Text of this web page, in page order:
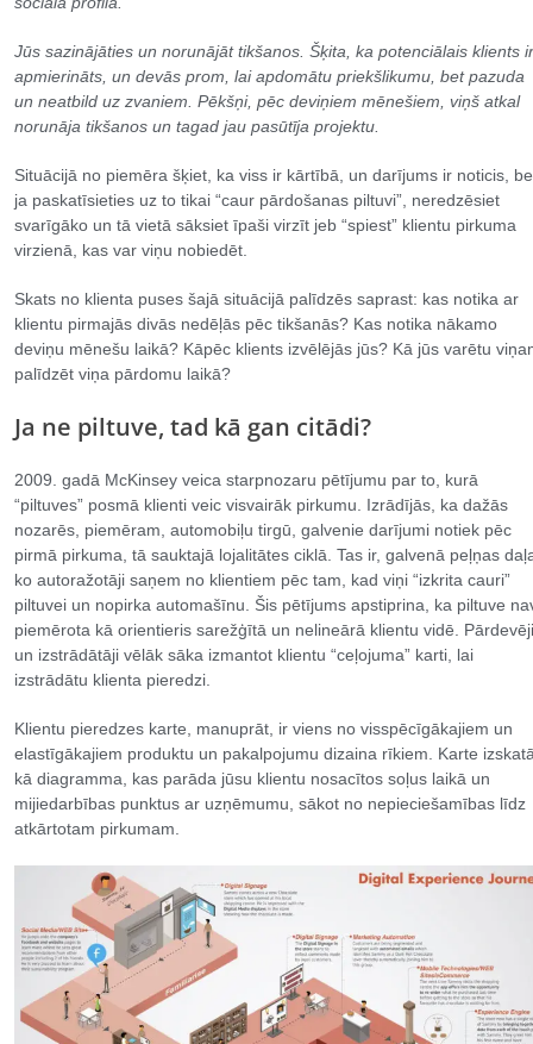
Jūs sazinājāties un norunājāt tikšanos. Šķita, ka potenciālais klients ir
apmierināts, un devās prom, lai apdomātu priekšlikumu, bet pazuda
un neatbild uz zvaniem. Pēkšņi, pēc deviņiem mēnešiem, viņš atkal
norunāja tikšanos un tagad jau pasūtīja projektu.
Situācijā no piemēra šķiet, ka viss ir kārtībā, un darījums ir noticis,
ja paskatīsieties uz to tikai “caur pārdošanas piltuvi”, neredzēsiet
svarīgāko un tā vietā sāksiet īpaši virzīt jeb “spiest” klientu pirkuma
virzienā, kas var viņu nobiedēt.
Skats no klienta puses šajā situācijā palīdzēs saprast: kas notika ar
klientu pirmajās divās nedēļās pēc tikšanās? Kas notika nākamo
deviņu mēnešu laikā? Kāpēc klients izvēlējās jūs? Kā jūs varētu
palīdzēt viņa pārdomu laikā?
Ja ne piltuve, tad kā gan citādi?
2009. gadā McKinsey veica starpnozaru pētījumu par to, kurā
“piltuves” posmā klienti veic visvairāk pirkumu. Izrādījās, ka dažās
nozarēs, piemēram, automobiļu tirgū, galvenie darījumi notiek pēc
pirmā pirkuma, tā sauktajā lojalitātes ciklā. Tas ir, galvenā peļņas
ko autoražotāji saņem no klientiem pēc tam, kad viņi “izkrita cauri”
piltuvei un nopirka automašīnu. Šis pētījums apstiprina, ka piltuve
piemērota kā orientieris sarežģītā un nelineārā klientu vidē. Pārdevēji
un izstrādātāji vēlāk sāka izmantot klientu “ceļojuma” karti, lai
izstrādātu klienta pieredzi.
Klientu pieredzes karte, manuprāt, ir viens no visspēcīgākajiem un
elastīgākajiem produktu un pakalpojumu dizaina rīkiem. Karte
kā diagramma, kas parāda jūsu klientu nosacītos soļus laikā un
mijiedarbības punktus ar uzņēmumu, sākot no nepieciešamības līdz
atkārtotam pirkumam.